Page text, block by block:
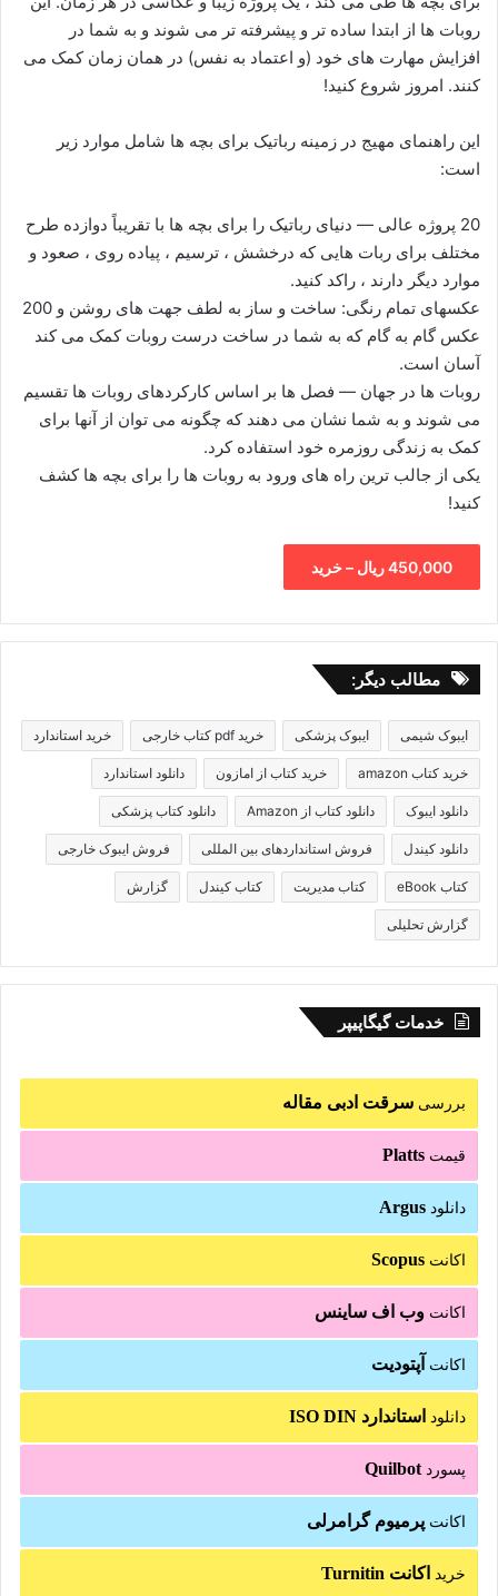
روبات ها از ابتدا ساده تر و پیشرفته تر می شوند و به شما در
افزایش مهارت های خود (و اعتماد به نفس) در همان زمان کمک می
کنند. امروز شروع کنید!
این راهنمای مهیج در زمینه رباتیک برای بچه ها شامل موارد زیر
است:
20 پروژه عالی ― دنیای رباتیک را برای بچه ها با تقریباً دوازده طرح
مختلف برای ربات هایی که درخشش ، ترسیم ، پیاده روی ، صعود و
موارد دیگر دارند ، راکد کنید.
عکسهای تمام رنگی: ساخت و ساز به لطف جهت های روشن و 200
عکس گام به گام که به شما در ساخت درست روبات کمک می کند
آسان است.
روبات ها در جهان ― فصل ها بر اساس کارکردهای روبات ها تقسیم
می شوند و به شما نشان می دهند که چگونه می توان از آنها برای
کمک به زندگی روزمره خود استفاده کرد.
یکی از جالب ترین راه های ورود به روبات ها را برای بچه ها کشف
کنید!
450,000 ریال – خرید
مطالب دیگر:
ایبوک شیمی ایبوک پزشکی خرید pdf کتاب خارجی خرید استاندارد
خرید کتاب amazon خرید کتاب از امازون دانلود استاندارد
دانلود ایبوک دانلود کتاب از Amazon دانلود کتاب پزشکی
دانلود کیندل فروش استانداردهای بین المللی فروش ایبوک خارجی
کتاب eBook کتاب مدیریت کتاب کیندل گزارش
گزارش تحلیلی
خدمات گیگاپیپر
بررسی سرقت ادبی مقاله
قیمت Platts
دانلود Argus
اکانت Scopus
اکانت وب اف ساینس
اکانت آپتودیت
دانلود استاندارد ISO DIN
پسورد Quilbot
اکانت پرمیوم گرامرلی
خرید اکانت Turnitin